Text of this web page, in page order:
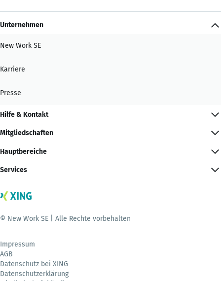
Unternehmen
New Work SE
Karriere
Presse
Hilfe & Kontakt
Mitgliedschaften
Hauptbereiche
Services
© New Work SE | Alle Rechte vorbehalten
Impressum
AGB
Datenschutz bei XING
Datenschutzerklärung